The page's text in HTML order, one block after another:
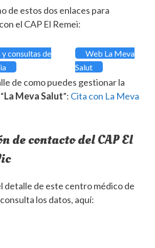
de estos dos enlaces para
el CAP El Remei:
consultas de
Web La Meva
Salut
de como puedes gestionar la
La Meva Salut”: Cita con La Meva
de contacto del CAP El
detalle de este centro médico de
los datos, aquí: